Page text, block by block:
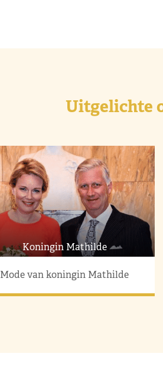
Uitgelichte
Koningin Mathilde
Mode van koningin Mathilde